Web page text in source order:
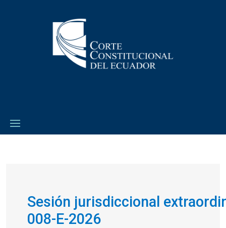
Sesión jurisdiccional
008-E-2026